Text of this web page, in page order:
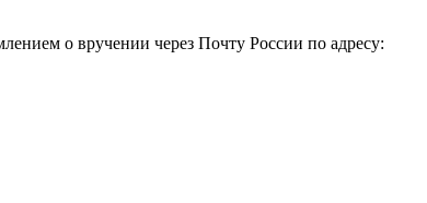
о вручении через Почту России по адресу: